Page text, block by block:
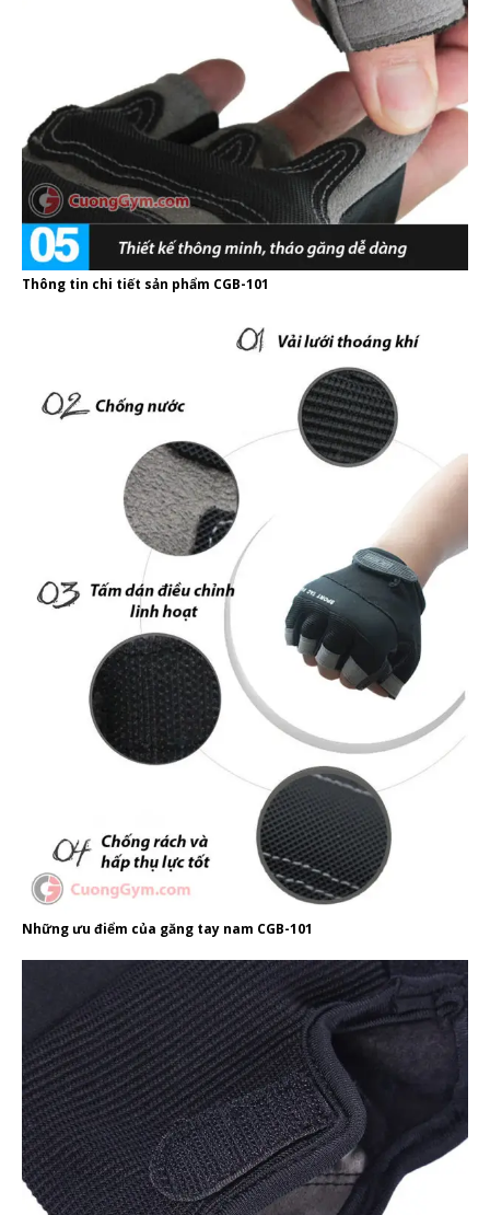
Thông tin chi tiết sản phẩm CGB-101
Những ưu điểm của găng tay nam CGB-101